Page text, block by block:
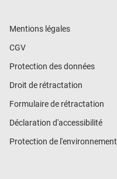
Mentions légales
CGV
Protection des données
Droit de rétractation
Formulaire de rétractation
Déclaration d'accessibilité
Protection de l'environnement